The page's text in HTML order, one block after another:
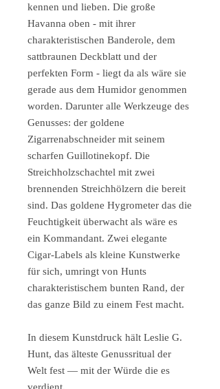
kennen und lieben. Die große
Havanna oben - mit ihrer
charakteristischen Banderole, dem
sattbraunen Deckblatt und der
perfekten Form - liegt da als wäre sie
gerade aus dem Humidor genommen
worden. Darunter alle Werkzeuge des
Genusses: der goldene
Zigarrenabschneider mit seinem
scharfen Guillotinekopf. Die
Streichholzschachtel mit zwei
brennenden Streichhölzern die bereit
sind. Das goldene Hygrometer das die
Feuchtigkeit überwacht als wäre es
ein Kommandant. Zwei elegante
Cigar-Labels als kleine Kunstwerke
für sich, umringt von Hunts
charakteristischem bunten Rand, der
das ganze Bild zu einem Fest macht.
In diesem Kunstdruck hält Leslie G.
Hunt, das älteste Genussritual der
Welt fest — mit der Würde die es